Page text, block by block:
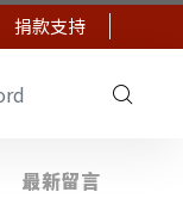
捐款支持
最新留言